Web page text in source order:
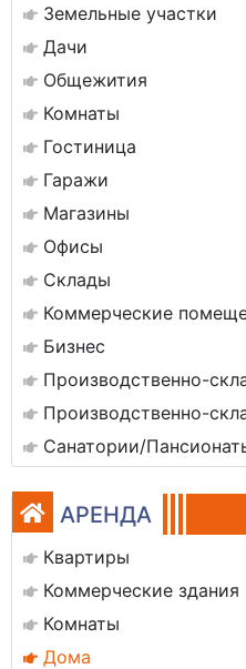
Земельные участки
Дачи
Общежития
Комнаты
Гостиница
Гаражи
Магазины
Офисы
Склады
Коммерческие
Бизнес
Производственно-
Производственно-
Санатории/
АРЕНДА
Квартиры
Коммерческие здания
Комнаты
Дома